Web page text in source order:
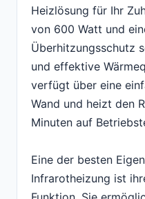
Heizlösung für Ihr
von 600 Watt und
Überhitzungsschutz
und effektive
verfügt über eine
Wand und heizt den
Minuten auf
Eine der besten
Infrarotheizung ist